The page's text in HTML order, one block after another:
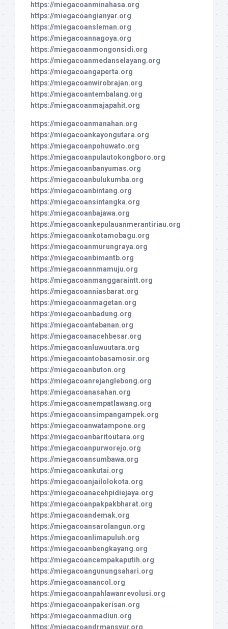
https://miegacoanminahasa.org
https://miegacoangianyar.org
https://miegacoansleman.org
https://miegacoannagoya.org
https://miegacoanmongonsidi.org
https://miegacoanmedanselayang.org
https://miegacoangaperta.org
https://miegacoanwirobrajan.org
https://miegacoantembalang.org
https://miegacoanmajapahit.org
https://miegacoanmanahan.org
https://miegacoankayongutara.org
https://miegacoanpohuwato.org
https://miegacoanpulautokongboro.org
https://miegacoanbanyumas.org
https://miegacoanbulukumba.org
https://miegacoanbintang.org
https://miegacoansintangka.org
https://miegacoanbajawa.org
https://miegacoankepulauanmerantiriau.org
https://miegacoankotamobagu.org
https://miegacoanmurungraya.org
https://miegacoanbimantb.org
https://miegacoannmamuju.org
https://miegacoanmanggaraintt.org
https://miegacoanniasbarat.org
https://miegacoanmagetan.org
https://miegacoanbadung.org
https://miegacoantabanan.org
https://miegacoanacehbesar.org
https://miegacoanluwuutara.org
https://miegacoantobasamosir.org
https://miegacoanbuton.org
https://miegacoanrejanglebong.org
https://miegacoanasahan.org
https://miegacoanempatlawang.org
https://miegacoansimpangampek.org
https://miegacoanwatampone.org
https://miegacoanbaritoutara.org
https://miegacoanpurworejo.org
https://miegacoansumbawa.org
https://miegacoankutai.org
https://miegacoanjailolokota.org
https://miegacoanacehpidiejaya.org
https://miegacoanpakpakbharat.org
https://miegacoandemak.org
https://miegacoansarolangun.org
https://miegacoanlimapuluh.org
https://miegacoanbengkayang.org
https://miegacoancempakaputih.org
https://miegacoangunungsahari.org
https://miegacoanancol.org
https://miegacoanpahlawanrevolusi.org
https://miegacoanpakerisan.org
https://miegacoanmadiun.org
https://miegacoandrmansyur.org